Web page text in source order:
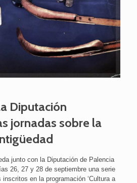
Diputación
jornadas sobre la
junto con la Diputación de Palencia
26, 27 y 28 de septiembre una serie
en la programación ‘Cultura a